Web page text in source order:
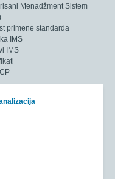
Menadžment Sistem
primene standarda
IMS
IMS